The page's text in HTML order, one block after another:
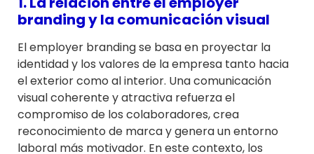
branding y la comunicación visual
El employer branding se basa en proyectar la
identidad y los valores de la empresa tanto hacia
el exterior como al interior. Una comunicación
visual coherente y atractiva refuerza el
compromiso de los colaboradores, crea
reconocimiento de marca y genera un entorno
laboral más motivador. En este contexto, los